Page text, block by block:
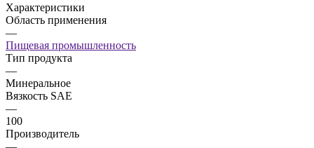
Характеристики
Область применения
—
Пищевая промышленность
Тип продукта
—
Минеральное
Вязкость SAE
—
100
Производитель